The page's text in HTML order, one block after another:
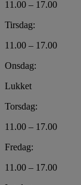
11.00 – 17.00
Tirsdag:
11.00 – 17.00
Onsdag:
Lukket
Torsdag:
11.00 – 17.00
Fredag:
11.00 – 17.00